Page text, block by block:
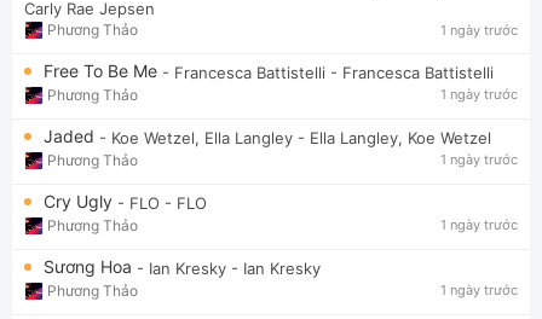
Carly Rae Jepsen
Phương Thảo 1 ngày trước
Free To Be Me - Francesca Battistelli - Francesca Battistelli
Phương Thảo 1 ngày trước
Jaded - Koe Wetzel, Ella Langley - Ella Langley, Koe Wetzel
Phương Thảo 1 ngày trước
Cry Ugly - FLO - FLO
Phương Thảo 1 ngày trước
Sương Hoa - Ian Kresky - Ian Kresky
Phương Thảo 1 ngày trước